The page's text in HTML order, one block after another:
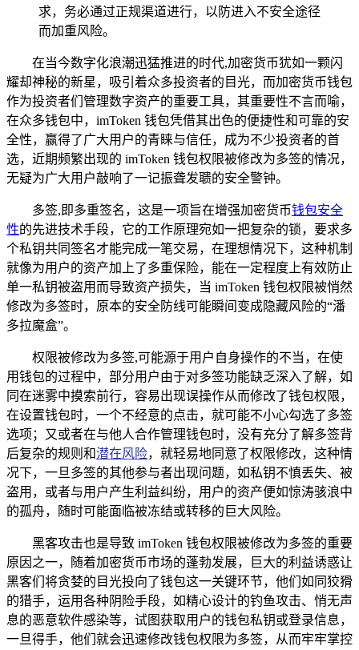
求，务必通过正规渠道进行，以防进入不安全途径
而加重风险。
在当今数字化浪潮迅猛推进的时代,加密货币犹如一颗闪
耀却神秘的新星，吸引着众多投资者的目光，而加密货币钱包
作为投资者们管理数字资产的重要工具，其重要性不言而喻，
在众多钱包中，imToken 钱包凭借其出色的便捷性和可靠的安
全性，赢得了广大用户的青睐与信任，成为不少投资者的首
选，近期频繁出现的 imToken 钱包权限被修改为多签的情况，
无疑为广大用户敲响了一记振聋发聩的安全警钟。
多签,即多重签名，这是一项旨在增强加密货币钱包安全
性的先进技术手段，它的工作原理宛如一把复杂的锁，要求多
个私钥共同签名才能完成一笔交易，在理想情况下，这种机制
就像为用户的资产加上了多重保险，能在一定程度上有效防止
单一私钥被盗用而导致资产损失，当 imToken 钱包权限被悄然
修改为多签时，原本的安全防线可能瞬间变成隐藏风险的“潘
多拉魔盒”。
权限被修改为多签,可能源于用户自身操作的不当，在使
用钱包的过程中，部分用户由于对多签功能缺乏深入了解，如
同在迷雾中摸索前行，容易出现误操作从而修改了钱包权限，
在设置钱包时，一个不经意的点击，就可能不小心勾选了多签
选项；又或者在与他人合作管理钱包时，没有充分了解多签背
后复杂的规则和潜在风险，就轻易地同意了权限修改，这种情
况下，一旦多签的其他参与者出现问题，如私钥不慎丢失、被
盗用，或者与用户产生利益纠纷，用户的资产便如惊涛骇浪中
的孤舟，随时可能面临被冻结或转移的巨大风险。
黑客攻击也是导致 imToken 钱包权限被修改为多签的重要
原因之一，随着加密货币市场的蓬勃发展，巨大的利益诱惑让
黑客们将贪婪的目光投向了钱包这一关键环节，他们如同狡猾
的猎手，运用各种阴险手段，如精心设计的钓鱼攻击、悄无声
息的恶意软件感染等，试图获取用户的钱包私钥或登录信息，
一旦得手，他们就会迅速修改钱包权限为多签，从而牢牢掌控